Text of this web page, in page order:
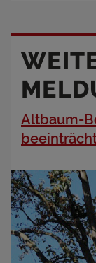
Altbaum-